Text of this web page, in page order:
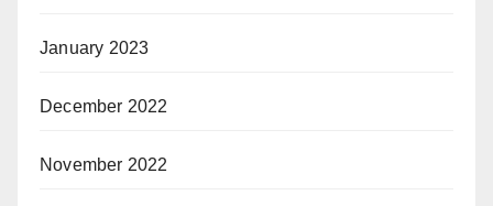
January 2023
December 2022
November 2022